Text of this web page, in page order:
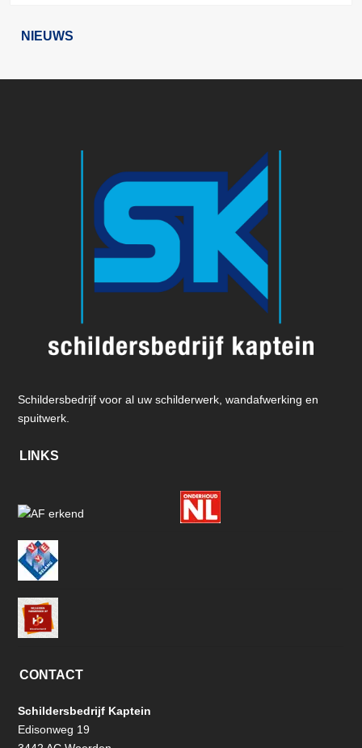
NIEUWS
Schildersbedrijf voor al uw schilderwerk, wandafwerking en
spuitwerk.
LINKS
CONTACT
Schildersbedrijf Kaptein
Edisonweg 19